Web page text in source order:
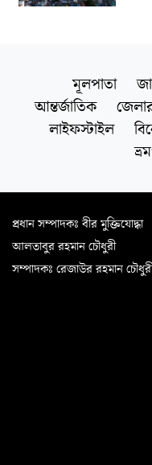
মূলপাতা
আন্তর্জাতিক
লাইফস্টাইল
প্রধান সম্পাদকঃ বীর মুক্তিযোদ্ধা
আলতাবুর রহমান চৌধুরী
সম্পাদকঃ রেজাউর রহমান